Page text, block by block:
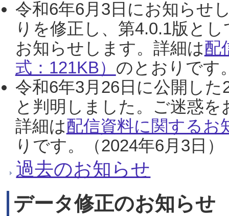
令和6年6月3日にお知らせ
りを修正し、第4.0.1版と
お知らせします。詳細は配
式：121KB） のとおりです
令和6年3月26日に公開し
と判明しました。ご迷惑
詳細は配信資料に関するお
りです。（2024年6月3日）
過去のお知らせ
データ修正のお知らせ